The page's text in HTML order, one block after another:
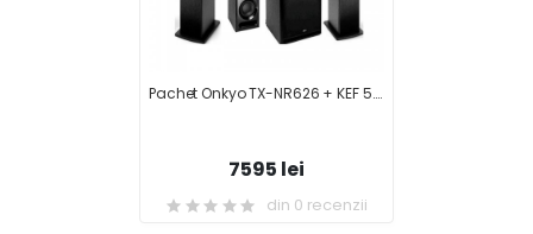
Pachet Onkyo TX-NR626 + KEF 5.1 C7+C3+C6LCR+C4 SUB
7595 lei
din 0 recenzii